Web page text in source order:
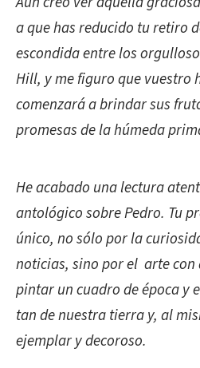
a que has reducido tu retiro
escondida entre los
Hill, y me figuro que vuestro
comenzará a brindar sus
promesas de la húmeda
He acabado una lectura
antológico sobre Pedro. Tu
único, no sólo por la
noticias, sino por el arte con
pintar un cuadro de época y
tan de nuestra tierra y, al
ejemplar y decoroso.